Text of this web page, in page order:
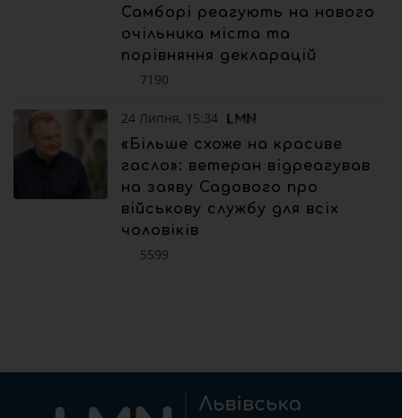
Самборі реагують на нового
очільника міста та
порівняння декларацій
7190
24 Липня, 15:34
«Більше схоже на красиве
гасло»: ветеран відреагував
на заяву Садового про
військову службу для всіх
чоловіків
5599